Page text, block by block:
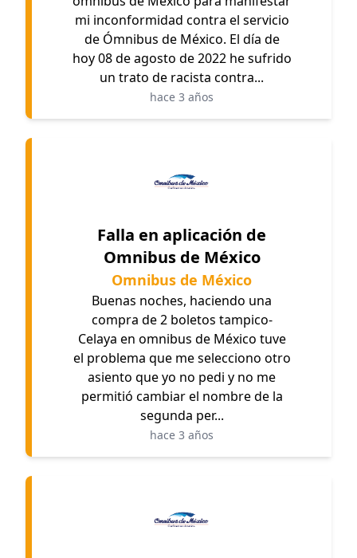
mi inconformidad contra el servicio
de Ómnibus de México. El día de
hoy 08 de agosto de 2022 he sufrido
un trato de racista contra...
hace 3 años
Falla en aplicación de
Omnibus de México
Omnibus de México
Buenas noches, haciendo una
compra de 2 boletos tampico-
Celaya en omnibus de México tuve
el problema que me selecciono otro
asiento que yo no pedi y no me
permitió cambiar el nombre de la
segunda per...
hace 3 años